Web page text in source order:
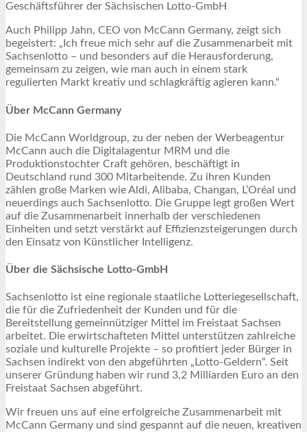
Geschäftsführer der Sächsischen Lotto-GmbH
Auch Philipp Jahn, CEO von McCann Germany, zeigt sich
begeistert: „Ich freue mich sehr auf die Zusammenarbeit mit
Sachsenlotto – und besonders auf die Herausforderung,
gemeinsam zu zeigen, wie man auch in einem stark
regulierten Markt kreativ und schlagkräftig agieren kann.“
Über McCann Germany
Die McCann Worldgroup, zu der neben der Werbeagentur
McCann auch die Digitalagentur MRM und die
Produktionstochter Craft gehören, beschäftigt in
Deutschland rund 300 Mitarbeitende. Zu ihren Kunden
zählen große Marken wie Aldi, Alibaba, Changan, L’Oréal und
neuerdings auch Sachsenlotto. Die Gruppe legt großen Wert
auf die Zusammenarbeit innerhalb der verschiedenen
Einheiten und setzt verstärkt auf Effizienzsteigerungen durch
den Einsatz von Künstlicher Intelligenz.
Über die Sächsische Lotto-GmbH
Sachsenlotto ist eine regionale staatliche Lotteriegesellschaft,
die für die Zufriedenheit der Kunden und für die
Bereitstellung gemeinnütziger Mittel im Freistaat Sachsen
arbeitet. Die erwirtschafteten Mittel unterstützen zahlreiche
soziale und kulturelle Projekte – so profitiert jeder Bürger in
Sachsen indirekt von den abgeführten „Lotto-Geldern“. Seit
unserer Gründung haben wir rund 3,2 Milliarden Euro an den
Freistaat Sachsen abgeführt.
Wir freuen uns auf eine erfolgreiche Zusammenarbeit mit
McCann Germany und sind gespannt auf die neuen, kreativen